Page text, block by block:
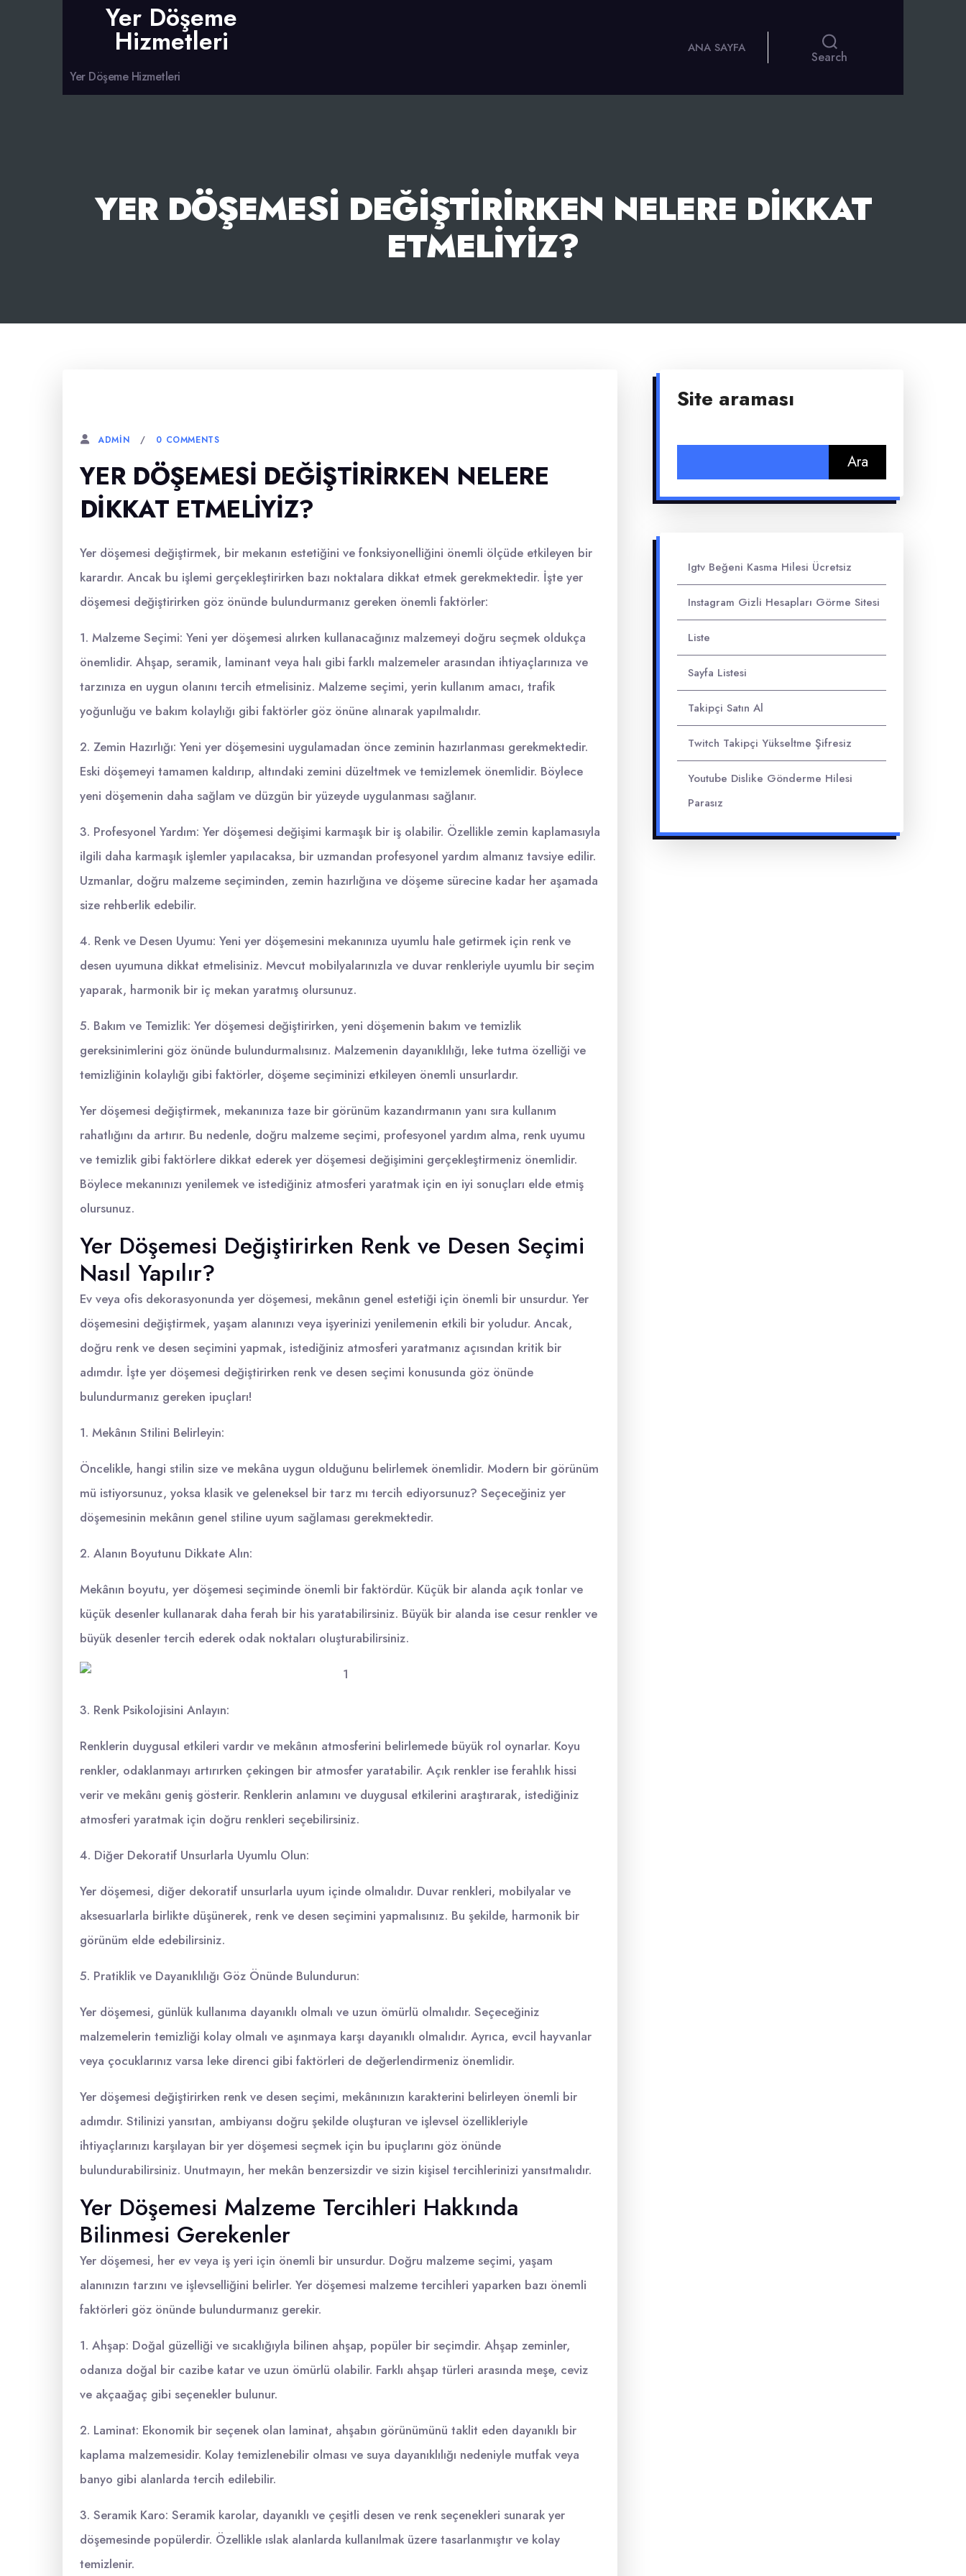
Yer Döşeme
Hizmetleri
Yer Döşeme Hizmetleri
ANA SAYFA
Search
YER DÖŞEMESI DEĞIŞTIRIRKEN NELERE DIKKAT
ETMELIYIZ?
ADMIN 0 COMMENTS
YER DÖŞEMESI DEĞIŞTIRIRKEN NELERE
DIKKAT ETMELIYIZ?
Yer döşemesi değiştirmek, bir mekanın estetiğini ve fonksiyonelliğini önemli ölçüde etkileyen bir
karardır. Ancak bu işlemi gerçekleştirirken bazı noktalara dikkat etmek gerekmektedir. İşte yer
döşemesi değiştirirken göz önünde bulundurmanız gereken önemli faktörler:
1. Malzeme Seçimi: Yeni yer döşemesi alırken kullanacağınız malzemeyi doğru seçmek oldukça
önemlidir. Ahşap, seramik, laminant veya halı gibi farklı malzemeler arasından ihtiyaçlarınıza ve
tarzınıza en uygun olanını tercih etmelisiniz. Malzeme seçimi, yerin kullanım amacı, trafik
yoğunluğu ve bakım kolaylığı gibi faktörler göz önüne alınarak yapılmalıdır.
2. Zemin Hazırlığı: Yeni yer döşemesini uygulamadan önce zeminin hazırlanması gerekmektedir.
Eski döşemeyi tamamen kaldırıp, altındaki zemini düzeltmek ve temizlemek önemlidir. Böylece
yeni döşemenin daha sağlam ve düzgün bir yüzeyde uygulanması sağlanır.
3. Profesyonel Yardım: Yer döşemesi değişimi karmaşık bir iş olabilir. Özellikle zemin kaplamasıyla
ilgili daha karmaşık işlemler yapılacaksa, bir uzmandan profesyonel yardım almanız tavsiye edilir.
Uzmanlar, doğru malzeme seçiminden, zemin hazırlığına ve döşeme sürecine kadar her aşamada
size rehberlik edebilir.
4. Renk ve Desen Uyumu: Yeni yer döşemesini mekanınıza uyumlu hale getirmek için renk ve
desen uyumuna dikkat etmelisiniz. Mevcut mobilyalarınızla ve duvar renkleriyle uyumlu bir seçim
yaparak, harmonik bir iç mekan yaratmış olursunuz.
5. Bakım ve Temizlik: Yer döşemesi değiştirirken, yeni döşemenin bakım ve temizlik
gereksinimlerini göz önünde bulundurmalısınız. Malzemenin dayanıklılığı, leke tutma özelliği ve
temizliğinin kolaylığı gibi faktörler, döşeme seçiminizi etkileyen önemli unsurlardır.
Yer döşemesi değiştirmek, mekanınıza taze bir görünüm kazandırmanın yanı sıra kullanım
rahatlığını da artırır. Bu nedenle, doğru malzeme seçimi, profesyonel yardım alma, renk uyumu
ve temizlik gibi faktörlere dikkat ederek yer döşemesi değişimini gerçekleştirmeniz önemlidir.
Böylece mekanınızı yenilemek ve istediğiniz atmosferi yaratmak için en iyi sonuçları elde etmiş
olursunuz.
Yer Döşemesi Değiştirirken Renk ve Desen Seçimi
Nasıl Yapılır?
Ev veya ofis dekorasyonunda yer döşemesi, mekânın genel estetiği için önemli bir unsurdur. Yer
döşemesini değiştirmek, yaşam alanınızı veya işyerinizi yenilemenin etkili bir yoludur. Ancak,
doğru renk ve desen seçimini yapmak, istediğiniz atmosferi yaratmanız açısından kritik bir
adımdır. İşte yer döşemesi değiştirirken renk ve desen seçimi konusunda göz önünde
bulundurmanız gereken ipuçları!
1. Mekânın Stilini Belirleyin:
Öncelikle, hangi stilin size ve mekâna uygun olduğunu belirlemek önemlidir. Modern bir görünüm
mü istiyorsunuz, yoksa klasik ve geleneksel bir tarz mı tercih ediyorsunuz? Seçeceğiniz yer
döşemesinin mekânın genel stiline uyum sağlaması gerekmektedir.
2. Alanın Boyutunu Dikkate Alın:
Mekânın boyutu, yer döşemesi seçiminde önemli bir faktördür. Küçük bir alanda açık tonlar ve
küçük desenler kullanarak daha ferah bir his yaratabilirsiniz. Büyük bir alanda ise cesur renkler ve
büyük desenler tercih ederek odak noktaları oluşturabilirsiniz.
3. Renk Psikolojisini Anlayın:
Renklerin duygusal etkileri vardır ve mekânın atmosferini belirlemede büyük rol oynarlar. Koyu
renkler, odaklanmayı artırırken çekingen bir atmosfer yaratabilir. Açık renkler ise ferahlık hissi
verir ve mekânı geniş gösterir. Renklerin anlamını ve duygusal etkilerini araştırarak, istediğiniz
atmosferi yaratmak için doğru renkleri seçebilirsiniz.
4. Diğer Dekoratif Unsurlarla Uyumlu Olun:
Yer döşemesi, diğer dekoratif unsurlarla uyum içinde olmalıdır. Duvar renkleri, mobilyalar ve
aksesuarlarla birlikte düşünerek, renk ve desen seçimini yapmalısınız. Bu şekilde, harmonik bir
görünüm elde edebilirsiniz.
5. Pratiklik ve Dayanıklılığı Göz Önünde Bulundurun:
Yer döşemesi, günlük kullanıma dayanıklı olmalı ve uzun ömürlü olmalıdır. Seçeceğiniz
malzemelerin temizliği kolay olmalı ve aşınmaya karşı dayanıklı olmalıdır. Ayrıca, evcil hayvanlar
veya çocuklarınız varsa leke direnci gibi faktörleri de değerlendirmeniz önemlidir.
Yer döşemesi değiştirirken renk ve desen seçimi, mekânınızın karakterini belirleyen önemli bir
adımdır. Stilinizi yansıtan, ambiyansı doğru şekilde oluşturan ve işlevsel özellikleriyle
ihtiyaçlarınızı karşılayan bir yer döşemesi seçmek için bu ipuçlarını göz önünde
bulundurabilirsiniz. Unutmayın, her mekân benzersizdir ve sizin kişisel tercihlerinizi yansıtmalıdır.
Yer Döşemesi Malzeme Tercihleri Hakkında
Bilinmesi Gerekenler
Yer döşemesi, her ev veya iş yeri için önemli bir unsurdur. Doğru malzeme seçimi, yaşam
alanınızın tarzını ve işlevselliğini belirler. Yer döşemesi malzeme tercihleri yaparken bazı önemli
faktörleri göz önünde bulundurmanız gerekir.
1. Ahşap: Doğal güzelliği ve sıcaklığıyla bilinen ahşap, popüler bir seçimdir. Ahşap zeminler,
odanıza doğal bir cazibe katar ve uzun ömürlü olabilir. Farklı ahşap türleri arasında meşe, ceviz
ve akçaağaç gibi seçenekler bulunur.
2. Laminat: Ekonomik bir seçenek olan laminat, ahşabın görünümünü taklit eden dayanıklı bir
kaplama malzemesidir. Kolay temizlenebilir olması ve suya dayanıklılığı nedeniyle mutfak veya
banyo gibi alanlarda tercih edilebilir.
3. Seramik Karo: Seramik karolar, dayanıklı ve çeşitli desen ve renk seçenekleri sunarak yer
döşemesinde popülerdir. Özellikle ıslak alanlarda kullanılmak üzere tasarlanmıştır ve kolay
temizlenir.
Site araması
Igtv Beğeni Kasma Hilesi Ücretsiz
Instagram Gizli Hesapları Görme Sitesi
Liste
Sayfa Listesi
Takipçi Satın Al
Twitch Takipçi Yükseltme Şifresiz
Youtube Dislike Gönderme Hilesi
Parasız